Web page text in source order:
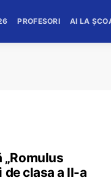
PROFESORI AI LA
clasa a II-a